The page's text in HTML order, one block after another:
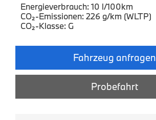
Energieverbrauch: 10 l/100km
CO₂-Emissionen: 226 g/km (WLTP)
CO₂-Klasse: G
Fahrzeug anfragen
Probefahrt